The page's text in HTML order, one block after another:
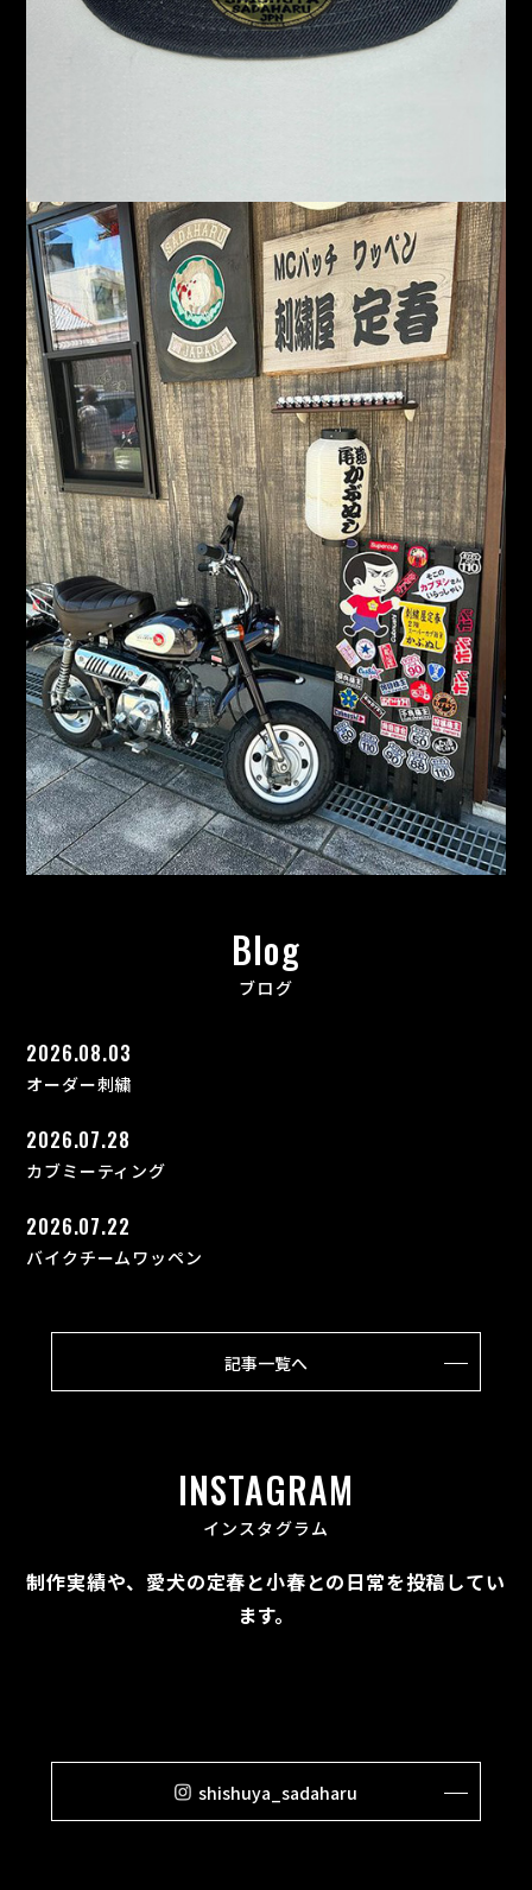
Blog
ブログ
2026.08.03
オーダー刺繍
2026.07.28
カブミーティング
2026.07.22
バイクチームワッペン
記事一覧へ
INSTAGRAM
インスタグラム
制作実績や、愛犬の定春と小春との日常を投稿してい
ます。
shishuya_sadaharu